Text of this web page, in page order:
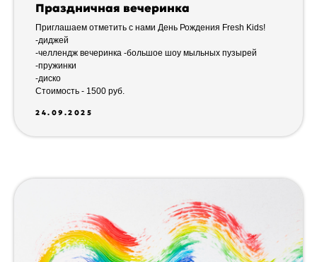
Праздничная вечеринка
Приглашаем отметить с нами День Рождения Fresh Kids!
-диджей
-челлендж вечеринка -большое шоу мыльных пузырей
-пружинки
-диско
Стоимость - 1500 руб.
24.09.2025